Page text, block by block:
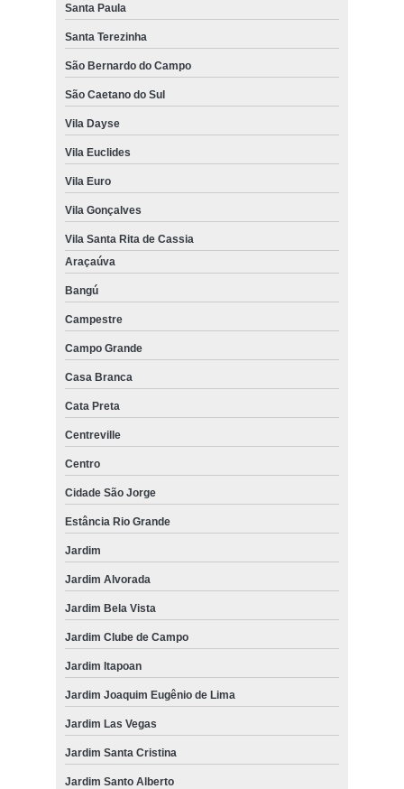
Santa Paula
Santa Terezinha
São Bernardo do Campo
São Caetano do Sul
Vila Dayse
Vila Euclides
Vila Euro
Vila Gonçalves
Vila Santa Rita de Cassia
Araçaúva
Bangú
Campestre
Campo Grande
Casa Branca
Cata Preta
Centreville
Centro
Cidade São Jorge
Estância Rio Grande
Jardim
Jardim Alvorada
Jardim Bela Vista
Jardim Clube de Campo
Jardim Itapoan
Jardim Joaquim Eugênio de Lima
Jardim Las Vegas
Jardim Santa Cristina
Jardim Santo Alberto